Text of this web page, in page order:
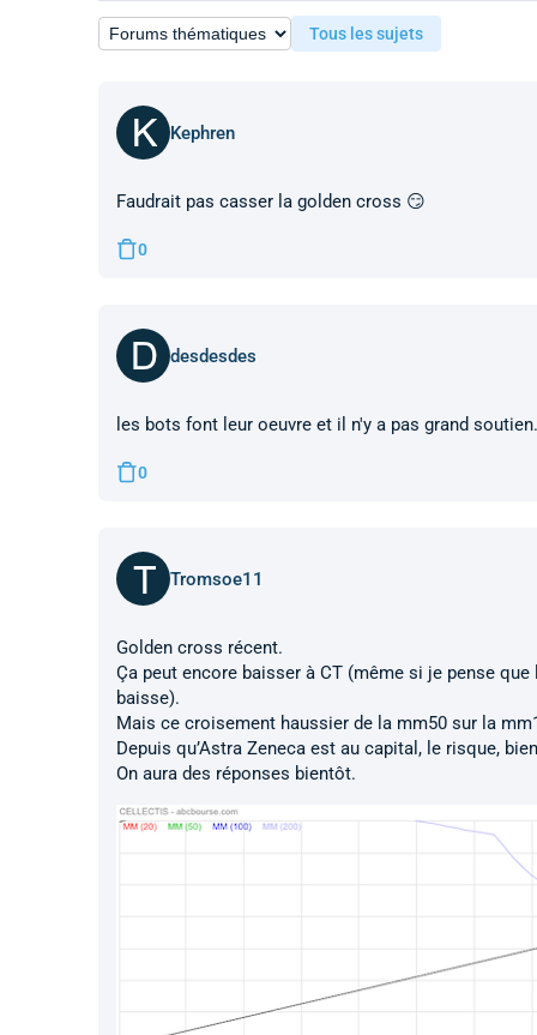
Tous les sujets
Kephren
Faudrait pas casser la golden cross 😏
0
desdesdes
les bots font leur oeuvre et il n'y a pas grand
0
Tromsoe11
Golden cross récent.
Ça peut encore baisser à CT (même si je pense
baisse).
Mais ce croisement haussier de la mm50 sur la
Depuis qu’Astra Zeneca est au capital, le risque,
On aura des réponses bientôt.